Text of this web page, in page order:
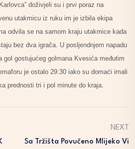
doživjeli su i prvi poraz na
utakmicu iz ruku im je izbila ekipa
odvila se na samom kraju utakmice kada
bez dva igrača. U posljendnjem napadu
gol gostujućeg golmana Kvesića međutim
je ostalo 29:30 iako su domaći imali
prednosti tri i pol minute do kraja.
NEXT
Sa Tržišta Povučeno Mlijeko Vi